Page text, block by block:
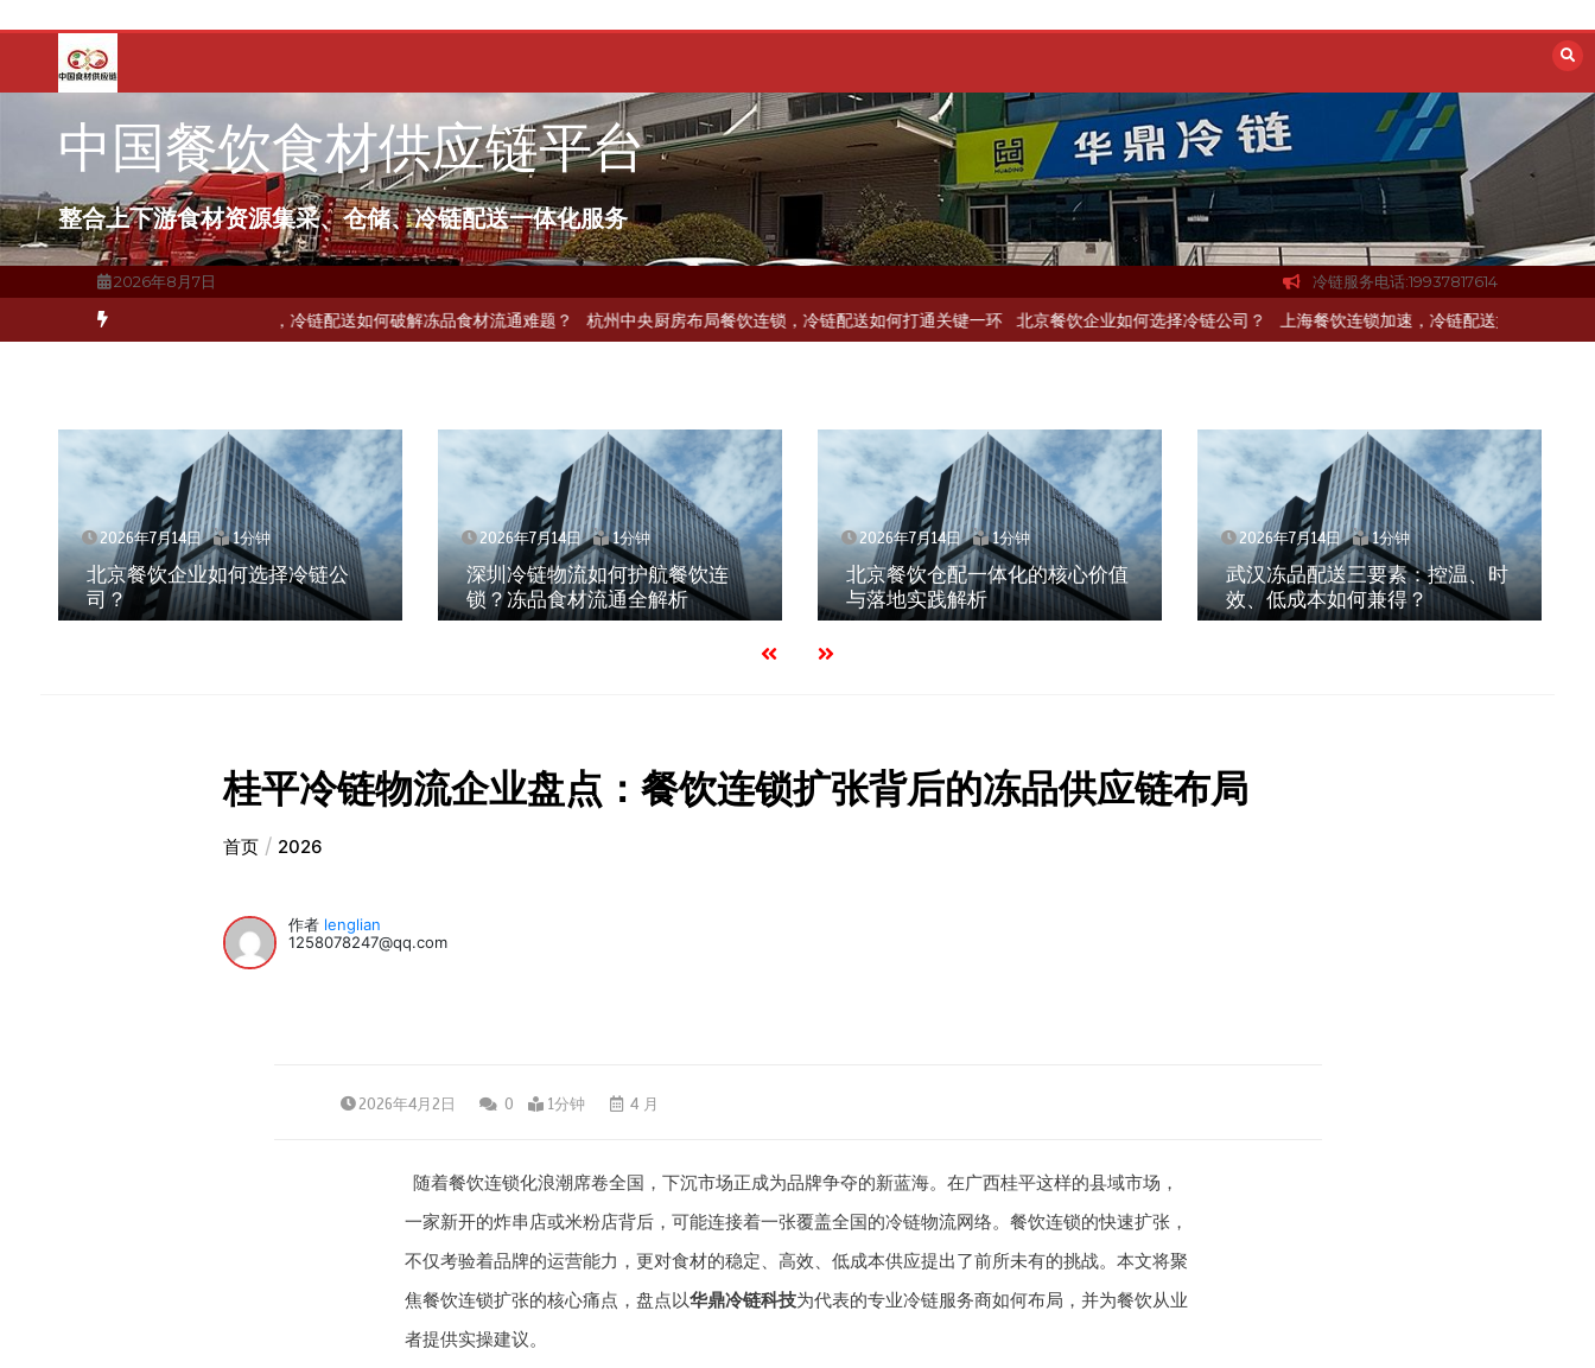
容
中国餐饮食材供应链平台
整合上下游食材资源集采、仓储、冷链配送一体化服务
2026年8月7日 冷链服务电话:19937817614
北京餐饮企业如何选择冷链公司？ 上海餐饮连锁加速，冷链配送如何破解冻品食材流通难题？ 杭州中央厨房布局餐饮连锁，冷链配送如何打通关键一环 北京餐饮企业如何选择冷链公司？
2026年7月14日 1分钟
北京餐饮企业如何选择冷链公
司？
2026年7月14日 1分钟
深圳冷链物流如何护航餐饮连
锁？冻品食材流通全解析
2026年7月14日 1分钟
北京餐饮仓配一体化的核心价值
与落地实践解析
2026年7月14日 1分钟
武汉冻品配送三要素：控温、时
效、低成本如何兼得？
桂平冷链物流企业盘点：餐饮连锁扩张背后的冻品供应链布局
首页 2026
作者 lenglian
1258078247@qq.com
2026年4月2日 0 1分钟 4 月
随着餐饮连锁化浪潮席卷全国，下沉市场正成为品牌争夺的新蓝海。在广西桂平这样的县域市场，
一家新开的炸串店或米粉店背后，可能连接着一张覆盖全国的冷链物流网络。餐饮连锁的快速扩张，
不仅考验着品牌的运营能力，更对食材的稳定、高效、低成本供应提出了前所未有的挑战。本文将聚
焦餐饮连锁扩张的核心痛点，盘点以华鼎冷链科技为代表的专业冷链服务商如何布局，并为餐饮从业
者提供实操建议。